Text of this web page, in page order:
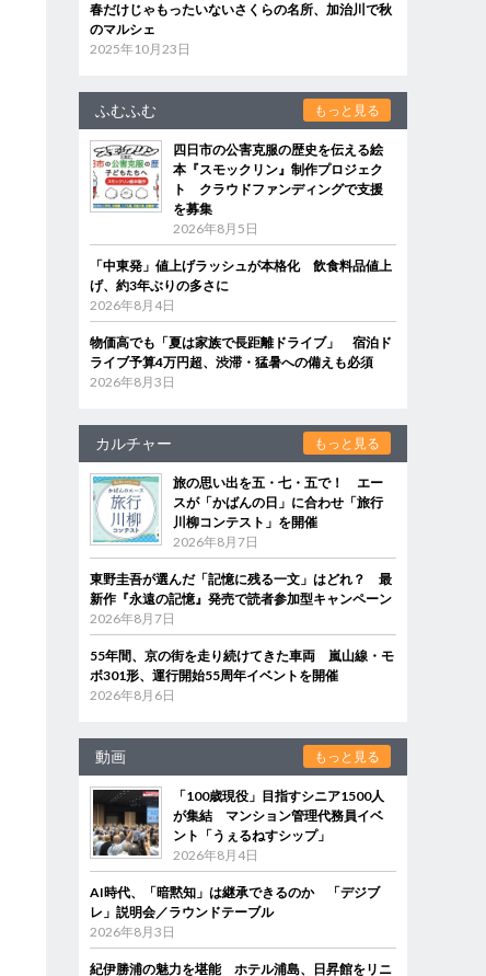
春だけじゃもったいないさくらの名所、加治川で秋
のマルシェ
2025年10月23日
ふむふむ もっと見る
四日市の公害克服の歴史を伝える絵
本『スモックリン』制作プロジェク
ト クラウドファンディングで支援
を募集
2026年8月5日
「中東発」値上げラッシュが本格化 飲食料品値上
げ、約3年ぶりの多さに
2026年8月4日
物価高でも「夏は家族で長距離ドライブ」 宿泊ド
ライブ予算4万円超、渋滞・猛暑への備えも必須
2026年8月3日
カルチャー もっと見る
旅の思い出を五・七・五で！ エー
スが「かばんの日」に合わせ「旅行
川柳コンテスト」を開催
2026年8月7日
東野圭吾が選んだ「記憶に残る一文」はどれ？ 最
新作『永遠の記憶』発売で読者参加型キャンペーン
2026年8月7日
55年間、京の街を走り続けてきた車両 嵐山線・モ
ボ301形、運行開始55周年イベントを開催
2026年8月6日
動画 もっと見る
「100歳現役」目指すシニア1500人
が集結 マンション管理代務員イベ
ント「うぇるねすシップ」
2026年8月4日
AI時代、「暗黙知」は継承できるのか 「デジブ
レ」説明会／ラウンドテーブル
2026年8月3日
紀伊勝浦の魅力を堪能 ホテル浦島、日昇館をリニ